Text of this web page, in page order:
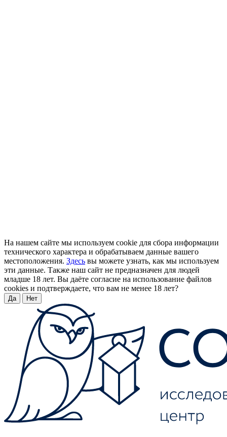
На нашем сайте мы используем cookie для сбора информации
технического характера и обрабатываем данные вашего
местоположения. Здесь вы можете узнать, как мы используем
эти данные. Также наш сайт не предназначен для людей
младше 18 лет. Вы даёте согласие на использование файлов
cookies и подтверждаете, что вам не менее 18 лет?
Да Нет